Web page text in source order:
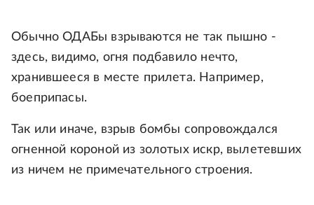
Обычно ОДАБы взрываются не так пышно -
здесь, видимо, огня подбавило нечто,
хранившееся в месте прилета. Например,
боеприпасы.
Так или иначе, взрыв бомбы сопровождался
огненной короной из золотых искр, вылетевших
из ничем не примечательного строения.